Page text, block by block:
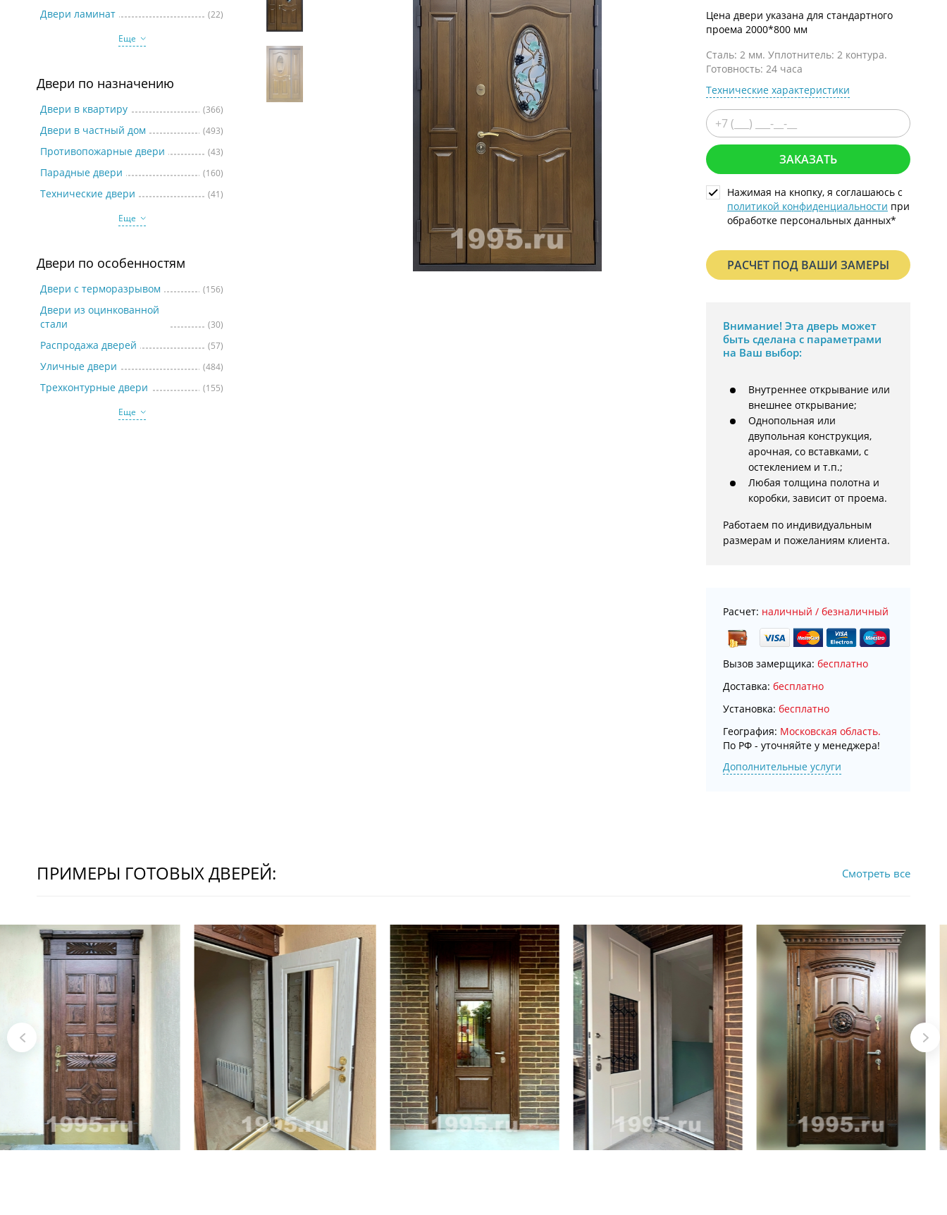
Коричневые двери
Двери ламинат
(22)
Еще
Двери по назначению
Двери в квартиру (366)
Двери в частный дом (493)
Противопожарные двери (43)
Парадные двери (160)
Технические двери
(41)
Еще
Двери по особенностям
Двери с терморазрывом (156)
Двери из оцинкованной
стали
(30)
Распродажа дверей (57)
Уличные двери (484)
Трехконтурные двери
(155)
Еще
Цена двери указана для стандартного
проема 2000*800 мм
Сталь: 2 мм. Уплотнитель: 2 контура.
Готовность: 24 часа
Технические характеристики
ЗАКАЗАТЬ
Нажимая на кнопку, я соглашаюсь с
политикой конфиденциальности при
обработке персональных данных*
РАСЧЕТ ПОД ВАШИ ЗАМЕРЫ
Внимание! Эта дверь может
быть сделана с параметрами
на Ваш выбор:
Внутреннее открывание или
внешнее открывание;
Однопольная или
двупольная конструкция,
арочная, со вставками, с
остеклением и т.п.;
Любая толщина полотна и
коробки, зависит от проема.
Работаем по индивидуальным
размерам и пожеланиям клиента.
Расчет: наличный / безналичный
Вызов замерщика: бесплатно
Доставка: бесплатно
Установка: бесплатно
География: Московская область.
По РФ - уточняйте у менеджера!
Дополнительные услуги
ПРИМЕРЫ ГОТОВЫХ ДВЕРЕЙ: Смотреть все